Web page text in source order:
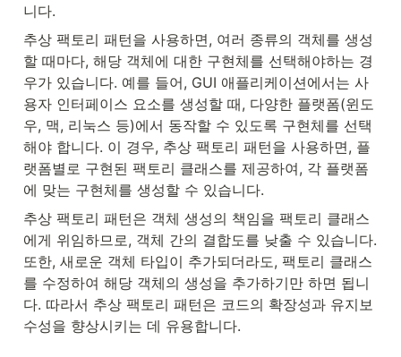
니다.
추상 팩토리 패턴을 사용하면, 여러 종류의 객체를 생성
할 때마다, 해당 객체에 대한 구현체를 선택해야하는 경
우가 있습니다. 예를 들어, GUI 애플리케이션에서는 사
용자 인터페이스 요소를 생성할 때, 다양한 플랫폼(윈도
우, 맥, 리눅스 등)에서 동작할 수 있도록 구현체를 선택
해야 합니다. 이 경우, 추상 팩토리 패턴을 사용하면, 플
랫폼별로 구현된 팩토리 클래스를 제공하여, 각 플랫폼
에 맞는 구현체를 생성할 수 있습니다.
추상 팩토리 패턴은 객체 생성의 책임을 팩토리 클래스
에게 위임하므로, 객체 간의 결합도를 낮출 수 있습니다.
또한, 새로운 객체 타입이 추가되더라도, 팩토리 클래스
를 수정하여 해당 객체의 생성을 추가하기만 하면 됩니
다. 따라서 추상 팩토리 패턴은 코드의 확장성과 유지보
수성을 향상시키는 데 유용합니다.